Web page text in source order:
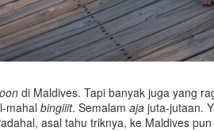
di Maldives. Tapi banyak juga yang
mahal bingiiit. Semalam aja juta-jutaan.
asal tahu triknya, ke Maldives